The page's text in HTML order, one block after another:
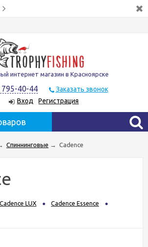
интернет магазин в Красноярске
795-40-44
Заказать звонок
Вход
Регистрация
Спиннинговые → Cadence
Cadence LUX
Cadence Essence